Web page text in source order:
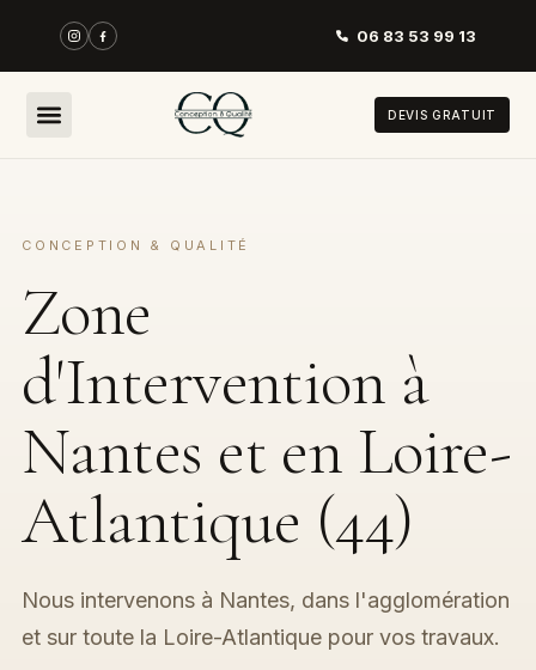
06 83 53 99 13
DEVIS GRATUIT
CONCEPTION & QUALITÉ
Zone
d'Intervention à
Nantes et en Loire-
Atlantique (44)
Nous intervenons à Nantes, dans l'agglomération
et sur toute la Loire-Atlantique pour vos travaux.